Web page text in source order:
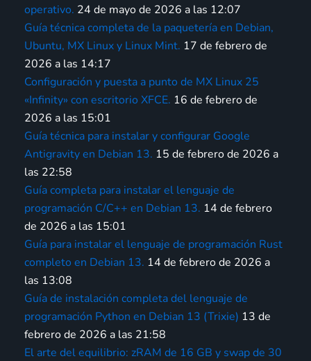
operativo. 24 de mayo de 2026 a las 12:07
Guía técnica completa de la paquetería en Debian,
Ubuntu, MX Linux y Linux Mint. 17 de febrero de
2026 a las 14:17
Configuración y puesta a punto de MX Linux 25
«Infinity» con escritorio XFCE. 16 de febrero de
2026 a las 15:01
Guía técnica para instalar y configurar Google
Antigravity en Debian 13. 15 de febrero de 2026 a
las 22:58
Guía completa para instalar el lenguaje de
programación C/C++ en Debian 13. 14 de febrero
de 2026 a las 15:01
Guía para instalar el lenguaje de programación Rust
completo en Debian 13. 14 de febrero de 2026 a
las 13:08
Guía de instalación completa del lenguaje de
programación Python en Debian 13 (Trixie) 13 de
febrero de 2026 a las 21:58
El arte del equilibrio: zRAM de 16 GB y swap de 30